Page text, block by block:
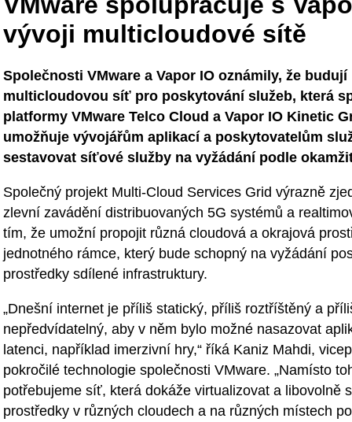
vývoji multicloudové sítě
Společnosti VMware a Vapor IO oznámily, že budují
multicloudovou síť pro poskytování služeb, která
platformy VMware Telco Cloud a Vapor IO Kinetic
umožňuje vývojářům aplikací a poskytovatelům
sestavovat síťové služby na vyžádání podle
Společný projekt Multi-Cloud Services Grid výrazně
zlevní zavádění distribuovaných 5G systémů a
tím, že umožní propojit různá cloudová a okrajová
jednotného rámce, který bude schopný na vyžádání
prostředky sdílené infrastruktury.
„Dnešní internet je příliš statický, příliš roztříštěný a
nepředvídatelný, aby v něm bylo možné nasazovat
latenci, například imerzivní hry,“ říká Kaniz Mahdi,
pokročilé technologie společnosti VMware. „Namísto
potřebujeme síť, která dokáže virtualizovat a libovolně
prostředky v různých cloudech a na různých místech